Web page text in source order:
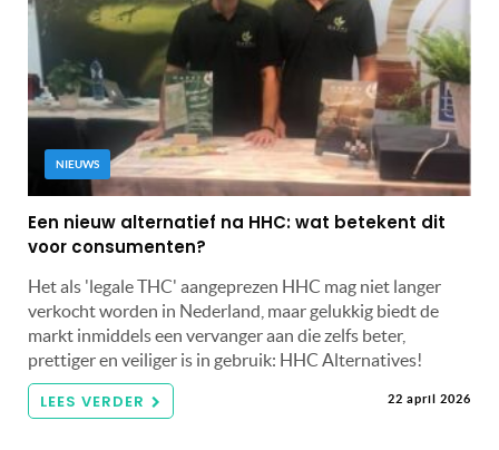
NIEUWS
Een nieuw alternatief na HHC: wat betekent dit
voor consumenten?
Het als 'legale THC' aangeprezen HHC mag niet langer
verkocht worden in Nederland, maar gelukkig biedt de
markt inmiddels een vervanger aan die zelfs beter,
prettiger en veiliger is in gebruik: HHC Alternatives!
LEES VERDER 22 april 2026